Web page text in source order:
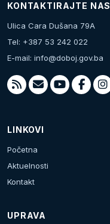
KONTAKTIRAJTE NAS
Ulica Cara Dušana 79A
Tel: +387 53 242 022
E-mail: info@doboj.gov.ba
LINKOVI
Početna
Aktuelnosti
Kontakt
UPRAVA